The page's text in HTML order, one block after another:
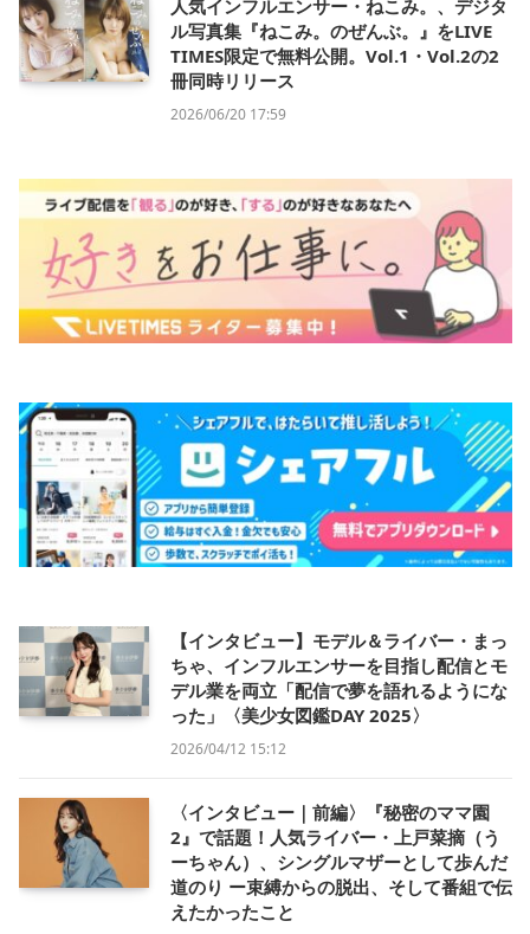
人気インフルエンサー・ねこみ。、デジタ
ル写真集『ねこみ。のぜんぶ。』をLIVE
TIMES限定で無料公開。Vol.1・Vol.2の2
冊同時リリース
2026/06/20 17:59
【インタビュー】モデル＆ライバー・まっ
ちゃ、インフルエンサーを目指し配信とモ
デル業を両立「配信で夢を語れるようにな
った」〈美少女図鑑DAY 2025〉
2026/04/12 15:12
〈インタビュー｜前編〉『秘密のママ園
2』で話題！人気ライバー・上戸菜摘（う
ーちゃん）、シングルマザーとして歩んだ
道のり ー束縛からの脱出、そして番組で伝
えたかったこと